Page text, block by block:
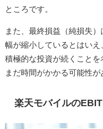
ところです。
また、最終損益（純損失
幅が縮小しているとはい
積極的な投資が続くこと
まだ時間がかかる可能性が
楽天モバイルの